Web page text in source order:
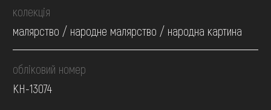
колекція
малярство / народне малярство / народна картина
обліковий номер
КН-13074